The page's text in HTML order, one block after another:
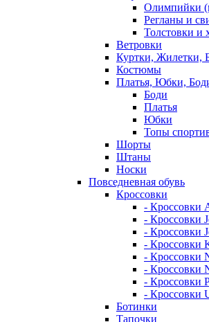
Олимпийки
Регланы и
Толстовки и
Ветровки
Куртки, Жилетки,
Костюмы
Платья, Юбки,
Боди
Платья
Юбки
Топы
Шорты
Штаны
Носки
Повседневная обувь
Кроссовки
- Кроссовки
- Кроссовки
- Кроссовки
- Кроссовки
- Кроссовки
- Кроссовки
- Кроссовки
- Кроссовки
Ботинки
Тапочки